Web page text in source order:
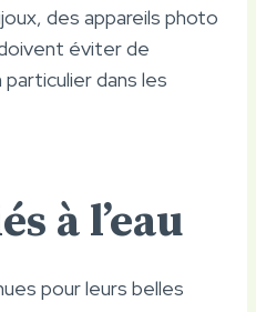
des appareils photo
éviter de
dans les
à l’eau
pour leurs belles